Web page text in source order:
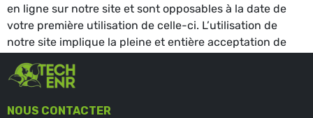
en ligne sur notre site et sont opposables à la date de
votre première utilisation de celle-ci. L’utilisation de
notre site implique la pleine et entière acceptation de
protection de la vie privée.
NOUS CONTACTER